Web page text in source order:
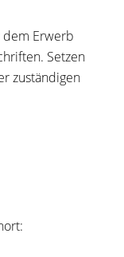
Erwerb
Setzen
zuständigen